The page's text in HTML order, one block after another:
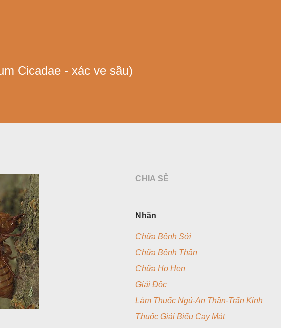
Cicadae - xác ve sầu)
CHIA SẺ
Nhãn
Chữa Bệnh Sởi
Chữa Bệnh Thận
Chữa Ho Hen
Giải Độc
Làm Thuốc Ngủ-An Thần-Trấn Kinh
Thuốc Giải Biểu Cay Mát